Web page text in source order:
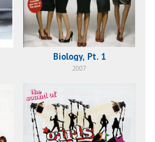
Biology, Pt. 1
2007